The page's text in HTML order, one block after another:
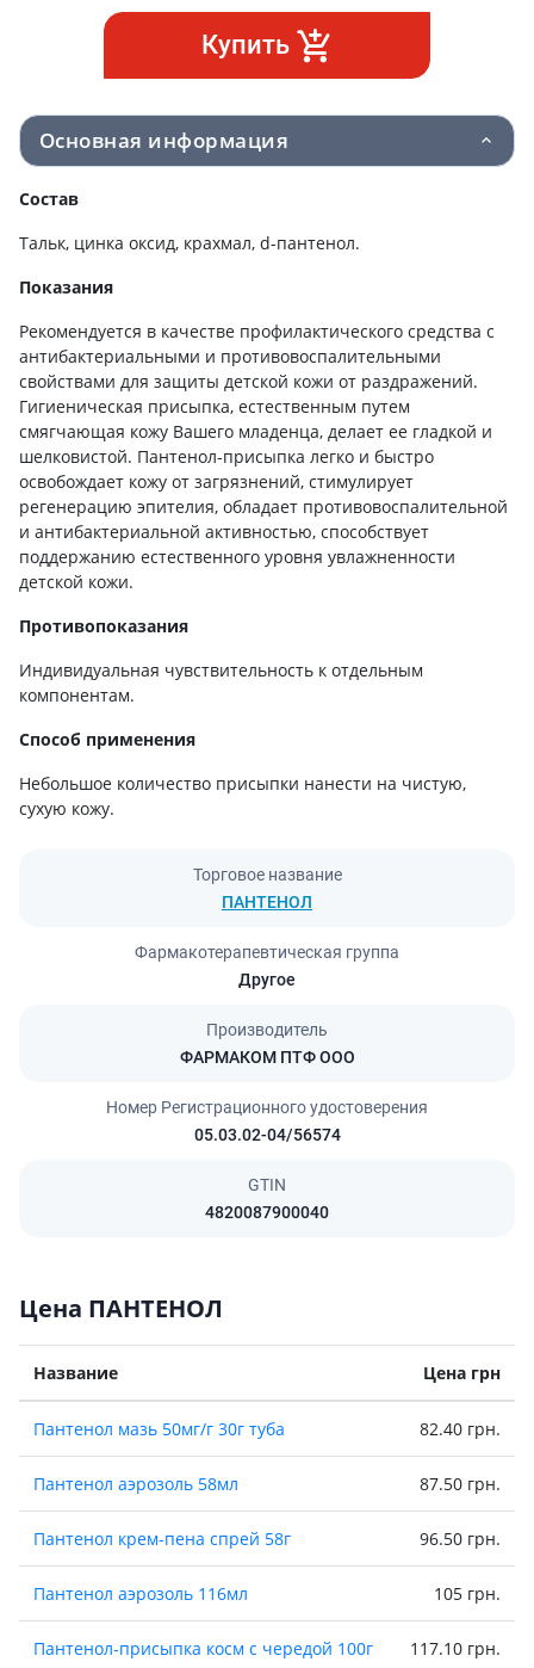
Купить
Основная информация
Состав
Тальк, цинка оксид, крахмал, d-пантенол.
Показания
Рекомендуется в качестве профилактического средства с
антибактериальными и противовоспалительными
свойствами для защиты детской кожи от раздражений.
Гигиеническая присыпка, естественным путем
смягчающая кожу Вашего младенца, делает ее гладкой и
шелковистой. Пантенол-присыпка легко и быстро
освобождает кожу от загрязнений, стимулирует
регенерацию эпителия, обладает противовоспалительной
и антибактериальной активностью, способствует
поддержанию естественного уровня увлажненности
детской кожи.
Противопоказания
Индивидуальная чувствительность к отдельным
компонентам.
Способ применения
Небольшое количество присыпки нанести на чистую,
сухую кожу.
Торговое название
ПАНТЕНОЛ
Фармакотерапевтическая группа
Другое
Производитель
ФАРМАКОМ ПТФ ООО
Номер Регистрационного удостоверения
05.03.02-04/56574
GTIN
4820087900040
Цена ПАНТЕНОЛ
Название Цена грн
Пантенол мазь 50мг/г 30г туба 82.40 грн.
Пантенол аэрозоль 58мл 87.50 грн.
Пантенол крем-пена спрей 58г 96.50 грн.
Пантенол аэрозоль 116мл 105 грн.
Пантенол-присыпка косм с чередой 100г 117.10 грн.